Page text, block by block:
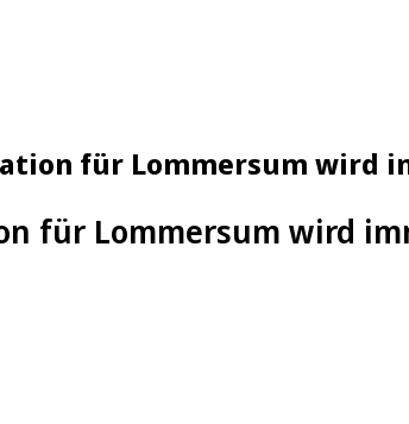
für Lommersum wird
für Lommersum wird